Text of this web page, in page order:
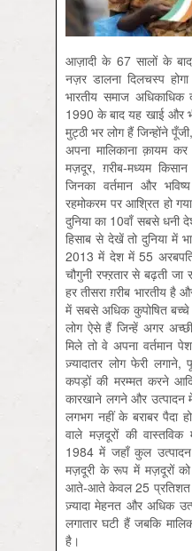
आज़ादी के 67 सालों के
नज़र डालना दिलचस्प
भारतीय समाज
1990 के बाद यह खाई और
मुट्ठी भर लोग हैं जिन्होंने
अपना मालिकाना क़ायम
मज़दूर, ग़रीब-मध्यम
जिनका वर्तमान और
रहमोकरम पर आश्रित हो
दुनिया का 10वाँ सबसे धनी
हिसाब से देखें तो दुनिया में
2013 में देश में 55
चौगुनी रफ्ऱतार से बढ़ती जा
हर तीसरा ग़रीब भारतीय
में सबसे अधिक कुपोषित
लोग ऐसे हैं जिन्हें अगर
मिले तो वे अपना वर्तमान
ज़्यादातर लोग फेरी
कपड़ों की मरम्मत करने
कारखाने लगने और उत्पादन
लगभग नहीं के बराबर पैदा
वाले मज़दूरों की वास्तविक
1984 में जहाँ कुल
मज़दूरी के रूप में मज़दूरों
आते-आते केवल 25 प्रतिशत
ज़्यादा मेहनत और अधिक
लगातार घटी हैं जबकि
है।